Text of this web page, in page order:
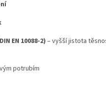
EN 10088-2)– vyšší jistota
potrubím